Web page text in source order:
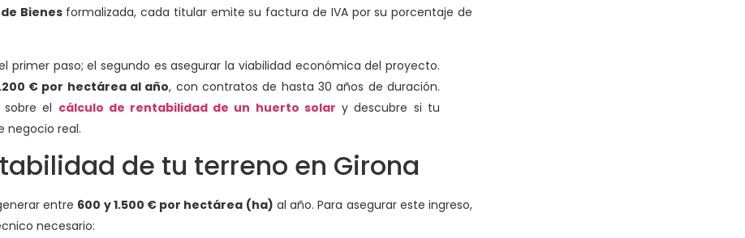
Bienesformalizada, cada titular emite su factura de IVA por su porcentaje de
primer paso; el segundo es asegurar la viabilidad económica del proyecto.
€ por hectárea al año, con contratos de hasta 30 años de duración.
el cálculo de rentabilidad de un huerto solar y descubre si tu
negocio real.
de tu terreno en Girona
entre 600 y 1.500 € por hectárea (ha) al año. Para asegurar este ingreso,
necesario: